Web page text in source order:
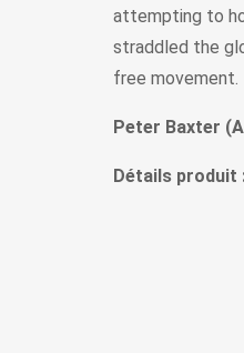
attempting to
straddled the
free movement.
Peter Baxter
Détails produit